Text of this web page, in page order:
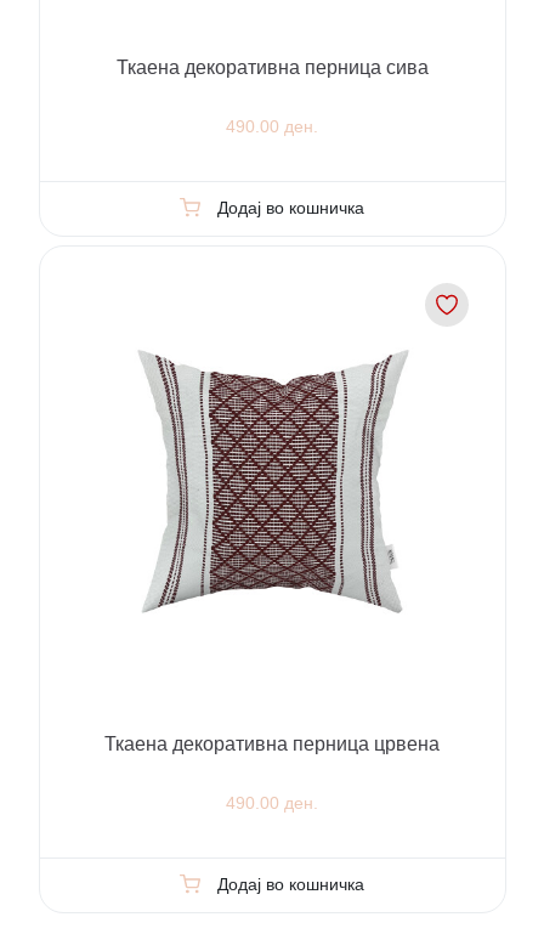
Ткаена декоративна перница сива
490.00 ден.
Додај во кошничка
Ткаена декоративна перница црвена
490.00 ден.
Додај во кошничка